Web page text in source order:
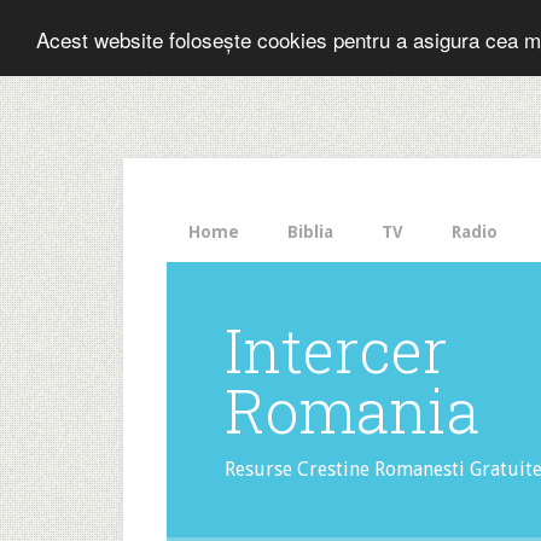
Acest website folosește cookies pentru a asigura cea
The
HelloBar
- a
little
bar
that
gets
noticed!
Home Biblia TV Radio
Intercer
Romania
Resurse Crestine Romanesti Gratuite